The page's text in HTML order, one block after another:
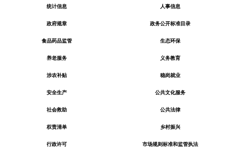
统计信息 人事信息
政府规章 政务公开标准目录
食品药品监管 生态环保
养老服务 义务教育
涉农补贴 稳岗就业
安全生产 公共文化服务
社会救助 公共法律
权责清单 乡村振兴
行政许可 市场规则标准和监管执法